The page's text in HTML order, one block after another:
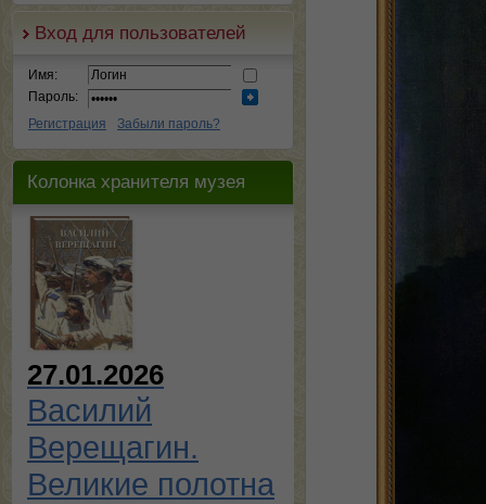
Вход для пользователей
Имя:
Пароль:
Регистрация
Забыли пароль?
Колонка хранителя музея
27.01.2026
Василий
Верещагин.
Великие полотна